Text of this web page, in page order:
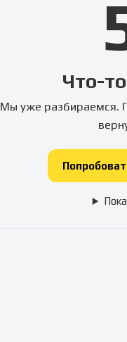
Что-
Мы уже разбираемся.